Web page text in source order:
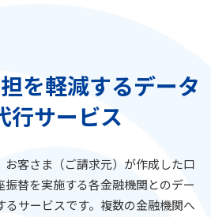
を軽減するデータ
行サービス
お客さま（ご請求元）が作成した口
替を実施する各金融機関とのデー
るサービスです。複数の金融機関へ